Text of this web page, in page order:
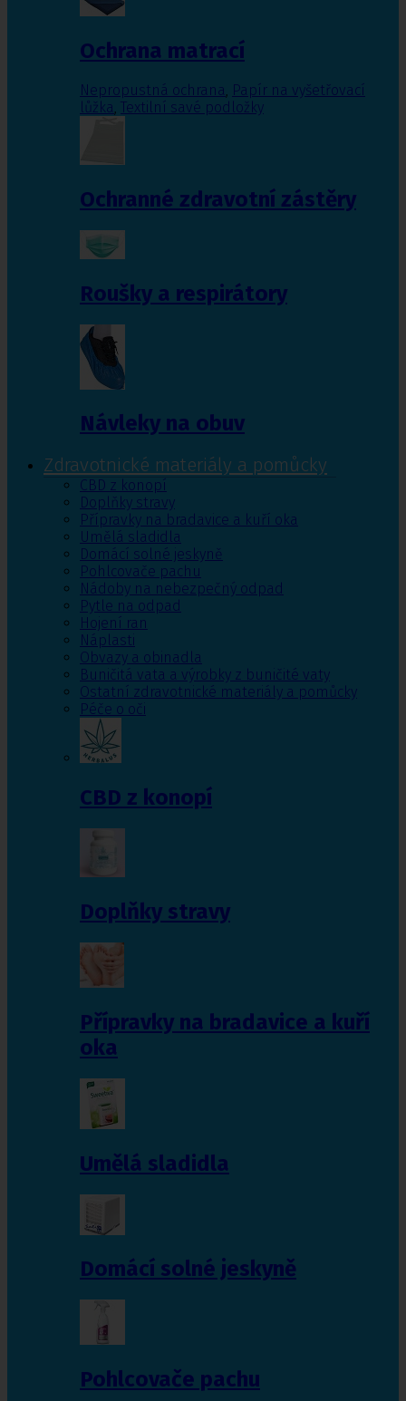
Ochrana matrací
Nepropustná ochrana, Papír na vyšetřovací
lůžka, Textilní savé podložky
Ochranné zdravotní zástěry
Roušky a respirátory
Návleky na obuv
Zdravotnické materiály a pomůcky
CBD z konopí
Doplňky stravy
Přípravky na bradavice a kuří oka
Umělá sladidla
Domácí solné jeskyně
Pohlcovače pachu
Nádoby na nebezpečný odpad
Pytle na odpad
Hojení ran
Náplasti
Obvazy a obinadla
Buničitá vata a výrobky z buničité vaty
Ostatní zdravotnické materiály a pomůcky
Péče o oči
CBD z konopí
Doplňky stravy
Přípravky na bradavice a kuří
oka
Umělá sladidla
Domácí solné jeskyně
Pohlcovače pachu